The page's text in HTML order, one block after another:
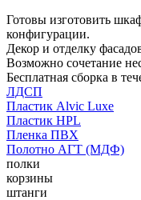
Готовы изготовить
конфигурации.
Декор и отделку
Возможно сочетание
Бесплатная сборка в
ЛДСП
Пластик Alvic Luxe
Пластик HPL
Пленка ПВХ
Полотно АГТ (МДФ)
полки
корзины
штанги